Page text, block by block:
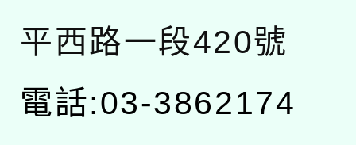
平西路一段420號
電話:03-3862174